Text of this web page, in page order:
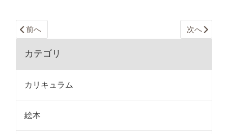
前へ 次へ
カテゴリ
カリキュラム
絵本